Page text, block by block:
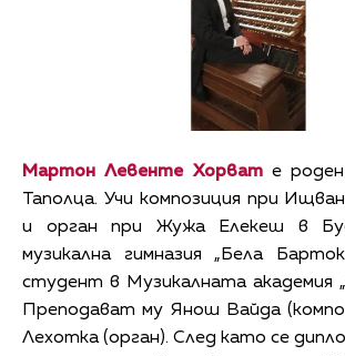
Мартон Левенте Хорват е
Таполца. Учи композиция при
и орган при Жужа Елекеш в
музикална гимназия „Бела
студент в Музикалната академия
Преподават му Янош Вайда
Лехотка (орган). След като се